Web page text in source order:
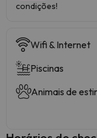
condições!
Wifi & Internet
Piscinas
Animais de